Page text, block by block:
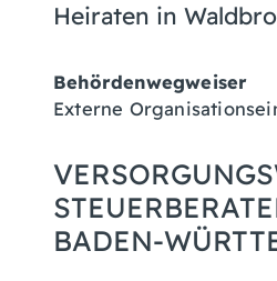
Heiraten in
Behördenwegweiser
Externe
BADEN-